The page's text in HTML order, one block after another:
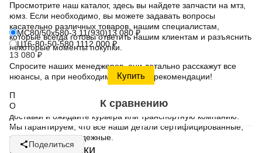
МС80/50х580-3.11(930)13 080 ₽
Ц16-80-50-580.1112 000 ₽
13 080₽
К сравнению
Поделиться
Просмотрите наш каталог, здесь вы найдете запчасти на мтз,
юмз . Если необходимо, вы можете задавать вопросы
касательно различных товаров, нашим специалистам,
которые всегда готовы ответить нашим клиентам и разъяснить
некоторые моменты покупки.
Спросите наших менеджеров, они детально расскажут все
нюансы, а при необходимости дадут рекомендации!
Покупайте выгодно и просто в нашем интернет-магазине.
Оформляйте заказ в режиме онлайн, выбирайте способ
доставки и ожидайте курьера или транспортную компанию.
Мы гарантируем, что все наши детали сертифицированные,
качественные и надежные.
Характеристики